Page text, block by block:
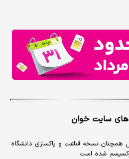
سایت خوان
همچنان نسخه قناعت و پاکسازی دانشگاه
شده است